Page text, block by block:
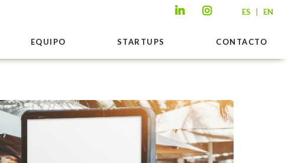
ES | EN
EQUIPO STARTUPS CONTACTO